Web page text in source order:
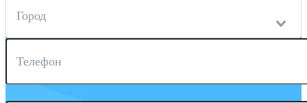
Город
Телефон